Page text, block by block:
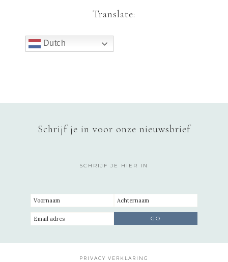
Translate:
Dutch
Schrijf je in voor onze nieuwsbrief
SCHRIJF JE HIER IN
PRIVACY VERKLARING